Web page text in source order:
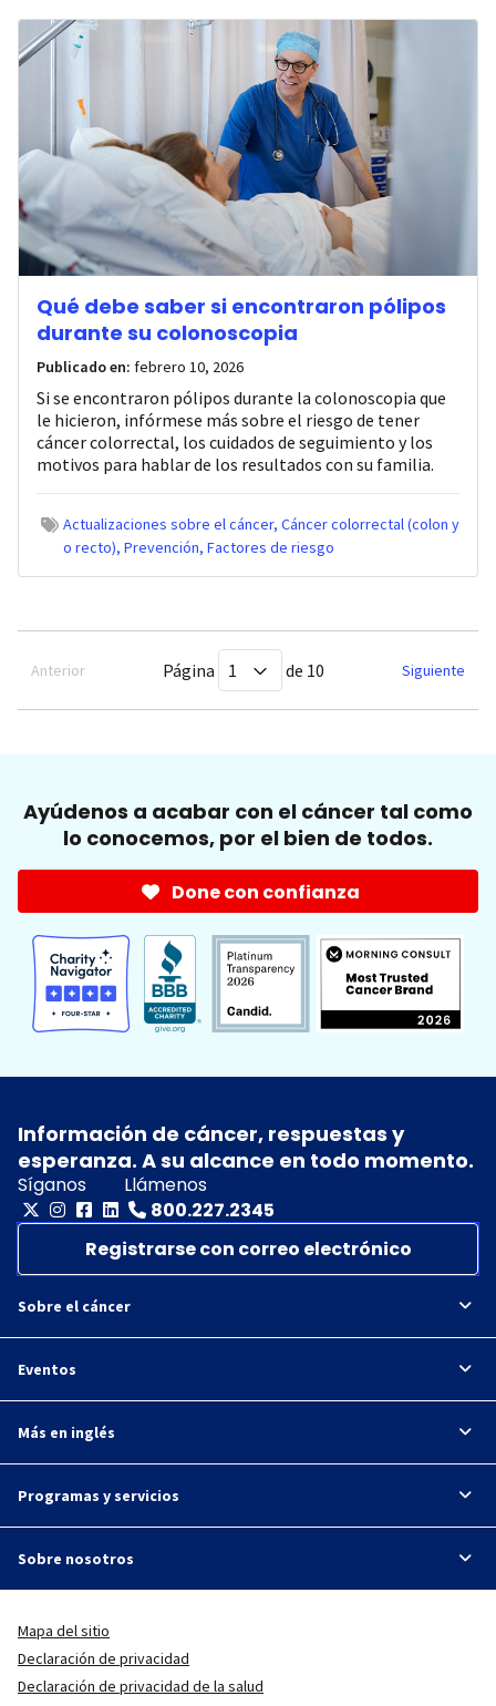
Qué debe saber si encontraron pólipos
durante su colonoscopia
Publicado en: febrero 10, 2026
Si se encontraron pólipos durante la colonoscopia que
le hicieron, infórmese más sobre el riesgo de tener
cáncer colorrectal, los cuidados de seguimiento y los
motivos para hablar de los resultados con su familia.
Actualizaciones sobre el cáncer Cáncer colorrectal (colon y
o recto) Prevención Factores de riesgo
Anterior Página de 10 Siguiente
Ayúdenos a acabar con el cáncer tal como
lo conocemos, por el bien de todos.
Done con confianza
Información de cáncer, respuestas y
esperanza. A su alcance en todo momento.
Síganos
Llámenos
800.227.2345
Registrarse con correo electrónico
Sobre el cáncer
Eventos
Más en inglés
Programas y servicios
Sobre nosotros
Mapa del sitio
Declaración de privacidad
Declaración de privacidad de la salud